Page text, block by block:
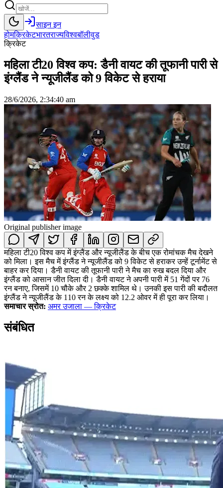
साइन इन
होमक्रिकेटभारतराज्यविश्वबॉलीवुड
क्रिकेट
महिला टी20 विश्व कप: डैनी वायट की तूफानी पारी से
इंग्लैंड ने न्यूजीलैंड को 9 विकेट से हराया
28/6/2026, 2:34:40 am
Original publisher image
महिला टी20 विश्व कप में इंग्लैंड और न्यूजीलैंड के बीच एक रोमांचक मैच देखने
को मिला। इस मैच में इंग्लैंड ने न्यूजीलैंड को 9 विकेट से हराकर उन्हें टूर्नामेंट से
बाहर कर दिया। डैनी वायट की तूफानी पारी ने मैच का रुख बदल दिया और
इंग्लैंड को आसान जीत दिला दी। डैनी वायट ने अपनी पारी में 51 गेंदों पर 76
रन बनाए, जिसमें 10 चौके और 2 छक्के शामिल थे। उनकी इस पारी की बदौलत
इंग्लैंड ने न्यूजीलैंड के 110 रन के लक्ष्य को 12.2 ओवर में ही पूरा कर लिया।
समाचार स्रोत: अमर उजाला — क्रिकेट
संबंधित